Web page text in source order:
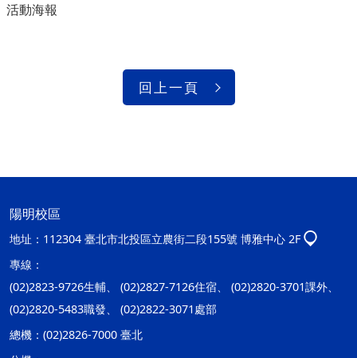
活動海報
回上一頁
陽明校區
地址： 112304 臺北市北投區立農街二段155號 博雅中心 2F
專線：
(02)2823-9726生輔、 (02)2827-7126住宿、 (02)2820-3701課外、
(02)2820-5483職發、 (02)2822-3071處部
總機： (02)2826-7000 臺北